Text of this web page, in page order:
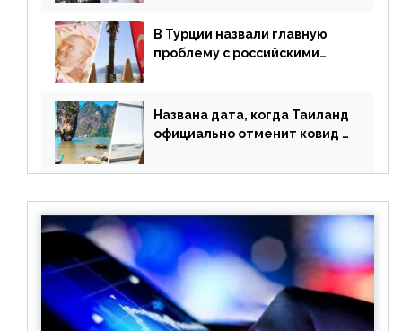
В Турции назвали главную
проблему с российскими
Названа дата, когда Таиланд
официально отменит ковид и